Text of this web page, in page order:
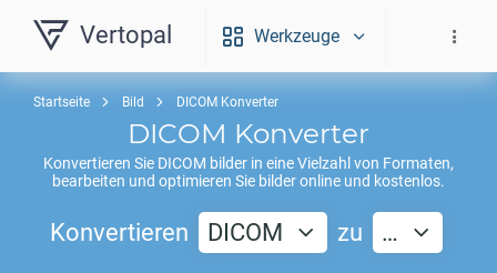
Vertopal Werkzeuge
Startseite Bild DICOM Konverter
DICOM Konverter
Konvertieren Sie DICOM bilder in eine Vielzahl von Formaten,
bearbeiten und optimieren Sie bilder online und kostenlos.
Konvertieren DICOM zu …